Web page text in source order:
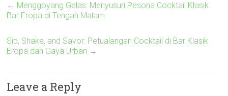
← Menggoyang Gelas: Menyusuri Pesona Cocktail Klasik
Bar Eropa di Tengah Malam
Sip, Shake, and Savor: Petualangan Cocktail di Bar Klasik
Eropa dan Gaya Urban →
Leave a Reply